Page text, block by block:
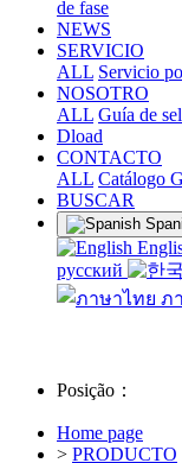
de fase
NEWS
SERVICIO
ALL Servicio
NOSOTRO
ALL Guía de
Dload
CONTACTO
ALL Catálogo
BUSCAR
русский
ภ
Posição：
Home page
> PRODUCTO